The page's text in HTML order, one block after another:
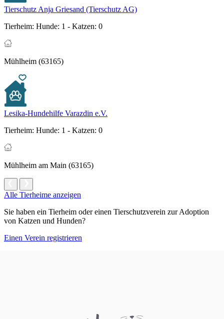
Tierschutz Anja Griesand (Tierschutz AG)
Tierheim: Hunde: 1 - Katzen: 0
Mühlheim (63165)
Lesika-Hundehilfe Varazdin e.V.
Tierheim: Hunde: 1 - Katzen: 0
Mühlheim am Main (63165)
Alle Tierheime anzeigen
Sie haben ein Tierheim oder einen Tierschutzverein zur Adoption
von Katzen und Hunden?
Einen Verein registrieren